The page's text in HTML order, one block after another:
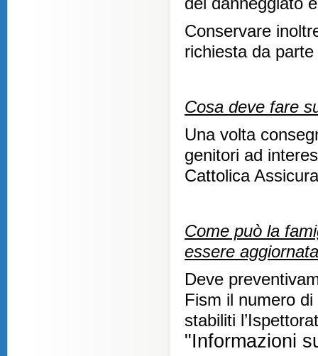
Conservare
richiesta da
Cosa deve fare
Una volta
genitori ad
Cattolica
Come può la
essere
Deve
Fism il numero
stabiliti
"Informazioni